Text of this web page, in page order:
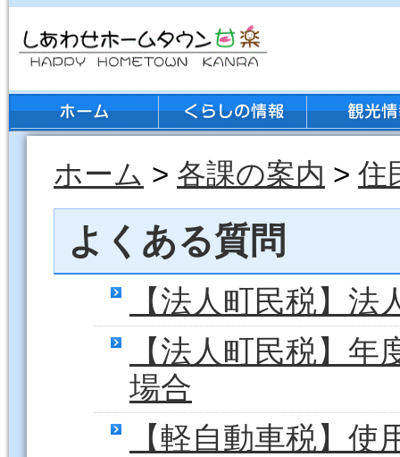
ホーム > 各課の案内 > 住
よくある質問
【法人町民税】
【法人町民税】
場合
【軽自動車税】